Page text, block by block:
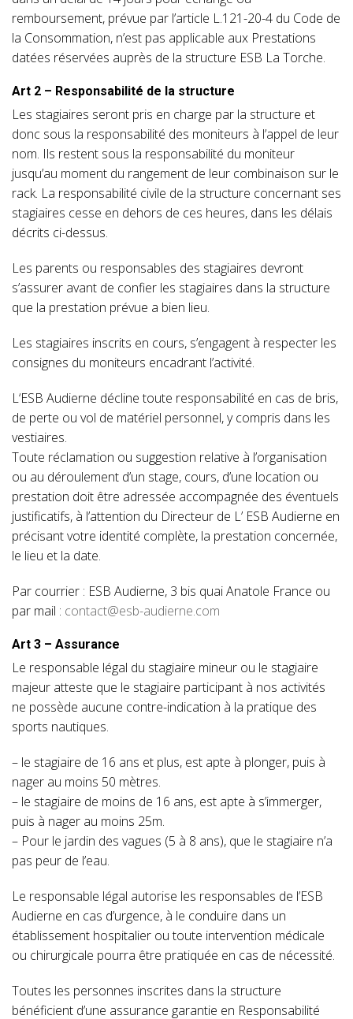
remboursement, prévue par l’article L.121-20-4 du Code de
la Consommation, n’est pas applicable aux Prestations
datées réservées auprès de la structure ESB La Torche.
Art 2 – Responsabilité de la structure
Les stagiaires seront pris en charge par la structure et
donc sous la responsabilité des moniteurs à l’appel de leur
nom. Ils restent sous la responsabilité du moniteur
jusqu’au moment du rangement de leur combinaison sur le
rack. La responsabilité civile de la structure concernant ses
stagiaires cesse en dehors de ces heures, dans les délais
décrits ci-dessus.
Les parents ou responsables des stagiaires devront
s’assurer avant de confier les stagiaires dans la structure
que la prestation prévue a bien lieu.
Les stagiaires inscrits en cours, s’engagent à respecter les
consignes du moniteurs encadrant l’activité.
L‘ESB Audierne décline toute responsabilité en cas de bris,
de perte ou vol de matériel personnel, y compris dans les
vestiaires.
Toute réclamation ou suggestion relative à l’organisation
ou au déroulement d’un stage, cours, d’une location ou
prestation doit être adressée accompagnée des éventuels
justificatifs, à l’attention du Directeur de L’ ESB Audierne en
précisant votre identité complète, la prestation concernée,
le lieu et la date.
Par courrier : ESB Audierne, 3 bis quai Anatole France ou
par mail : contact@esb-audierne.com
Art 3 – Assurance
Le responsable légal du stagiaire mineur ou le stagiaire
majeur atteste que le stagiaire participant à nos activités
ne possède aucune contre-indication à la pratique des
sports nautiques.
– le stagiaire de 16 ans et plus, est apte à plonger, puis à
nager au moins 50 mètres.
– le stagiaire de moins de 16 ans, est apte à s’immerger,
puis à nager au moins 25m.
– Pour le jardin des vagues (5 à 8 ans), que le stagiaire n’a
pas peur de l’eau.
Le responsable légal autorise les responsables de l’ESB
Audierne en cas d’urgence, à le conduire dans un
établissement hospitalier ou toute intervention médicale
ou chirurgicale pourra être pratiquée en cas de nécessité.
Toutes les personnes inscrites dans la structure
bénéficient d’une assurance garantie en Responsabilité